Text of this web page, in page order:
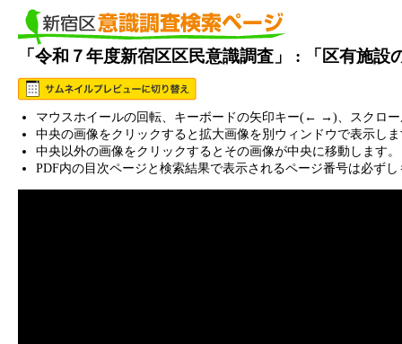
「令和７年度新宿区区民意識調査」 : 「区有施
マウスホイールの回転、キーボードの矢印キー(← →)、スクロ
中央の画像をクリックすると拡大画像を別ウィンドウで表示し
中央以外の画像をクリックするとその画像が中央に移動します。
PDF内の目次ページと検索結果で表示されるページ番号は必ず